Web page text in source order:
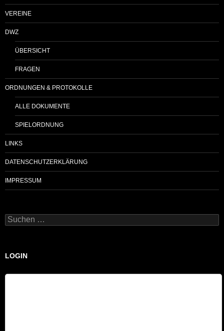
VEREINE
DWZ
ÜBERSICHT
FRAGEN
ORDNUNGEN & PROTOKOLLE
ALLE DOKUMENTE
SPIELORDNUNG
LINKS
DATENSCHUTZERKLÄRUNG
IMPRESSUM
Suchen
nach:
LOGIN